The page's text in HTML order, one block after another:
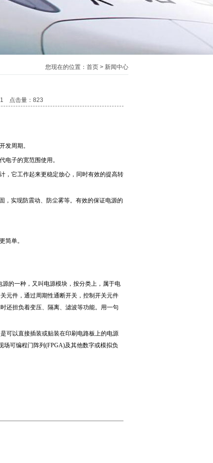
您现在的位置： 首页 > 新闻中心
点击量： 823
发周期。
电子的宽范围使用。
，它工作起来更稳定放心，同时有效的提高转
，实现防震动、防尘雾等。有效的保证电源的
简单。
的一种，又叫电源模块，按分类上，属于电
元件，通过周期性通断开关，控制开关元件
还担负着变压、隔离、滤波等功能。用一句
可以直接插装或贴装在印刷电路板上的电源
可编程门阵列(FPGA)及其他数字或模拟负